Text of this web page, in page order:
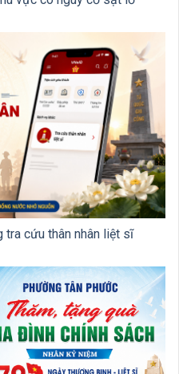
tra cứu thân nhân liệt sĩ